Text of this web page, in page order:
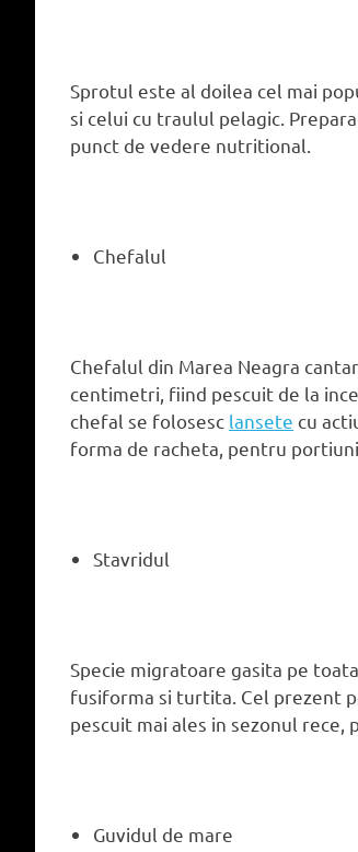
Sprotul este al doilea cel mai
si celui cu traulul pelagic.
punct de vedere nutritional.
Chefalul
Chefalul din Marea Neagra
centimetri, fiind pescuit de la
chefal se folosesc lansete cu
forma de racheta, pentru
Stavridul
Specie migratoare gasita pe
fusiforma si turtita. Cel prezent
pescuit mai ales in sezonul
Guvidul de mare